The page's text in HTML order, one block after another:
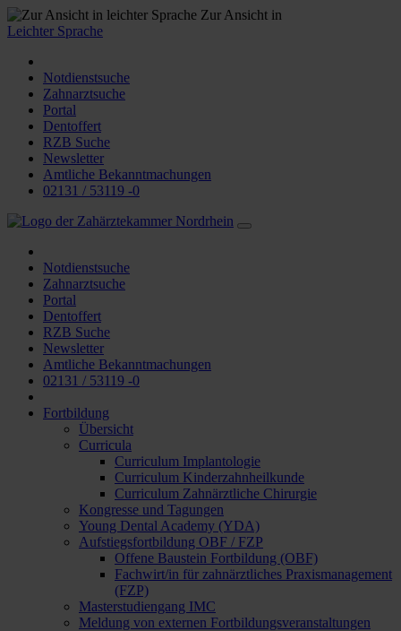
Zur Ansicht in
Leichter Sprache
Notdienstsuche
Zahnarztsuche
Portal
Dentoffert
RZB Suche
Newsletter
Amtliche Bekanntmachungen
02131 / 53119 -0
Notdienstsuche
Zahnarztsuche
Portal
Dentoffert
RZB Suche
Newsletter
Amtliche Bekanntmachungen
02131 / 53119 -0
Fortbildung
Übersicht
Curricula
Curriculum Implantologie
Curriculum Kinderzahnheilkunde
Curriculum Zahnärztliche Chirurgie
Kongresse und Tagungen
Young Dental Academy (YDA)
Aufstiegsfortbildung OBF / FZP
Offene Baustein Fortbildung (OBF)
Fachwirt/in für zahnärztliches Praxismanagement
(FZP)
Masterstudiengang IMC
Meldung von externen Fortbildungsveranstaltungen